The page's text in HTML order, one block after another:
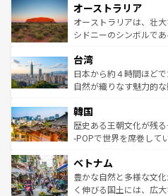
部のニューオーリンズ
文化が魅力。旅行者は
しみながら、その多様
ならではの贅沢な旅のスタイルだ。 なお
情報はコンテンツ一覧
ワイ島は見逃せない。
島だが、静かな自然を
おすすめ。エメラルド
れるおもてなしの心で
人々、おいしいローカ
ク、伝統的なフラダン
ワイを、存分に味わってほしい。 なお、新
はコンテンツ一覧を参
オーストラリア
オーストラリアは、壮
シドニーのシンボルで
リアリーフや大陸中央
ク）、タスマニアの美
ど、見どころがたくさ
いる。アクティビティ
ビング、ハイキングな
い。オーストラリアの
参照してほしい。
台湾
日本から約４時間ほど
自然が織りなす魅力的
ン）、静ひつな山岳地帯
と山間の静けさが共存
驚きをもたらしてくれ
容にもいいと評判のスイ
が味わえる。 な
照してほしい。
韓国
歴史ある王朝文化が残
-POPで世界を席巻して
き、地方に足を延ばせば
できる。そして、キム
まで、さまざまな韓国
ベトナム
豊かな自然と多様な文
く伸びる国土には、広